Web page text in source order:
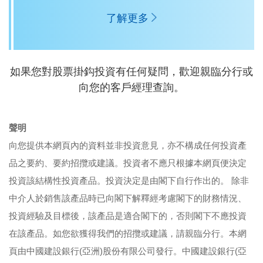
了解更多
如果您對股票掛鈎投資有任何疑問，歡迎親臨分行或
向您的客戶經理查詢。
聲明
向您提供本網頁內的資料並非投資意見，亦不構成任何投資產
品之要約、要約招攬或建議。投資者不應只根據本網頁便決定
投資該結構性投資產品。投資決定是由閣下自行作出的。 除非
中介人於銷售該產品時已向閣下解釋經考慮閣下的財務情況、
投資經驗及目標後，該產品是適合閣下的，否則閣下不應投資
在該產品。如您欲獲得我們的招攬或建議，請親臨分行。本網
頁由中國建設銀行(亞洲)股份有限公司發行。中國建設銀行(亞